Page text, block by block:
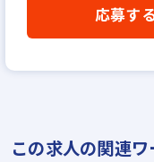
WEB応募書類
▼
ＷＥＢ適性テ
応募す
この求人の関連ワ